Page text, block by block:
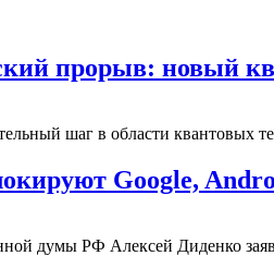
прорыв: новый
шаг в области
Google,
думы РФ Алексей Диденко